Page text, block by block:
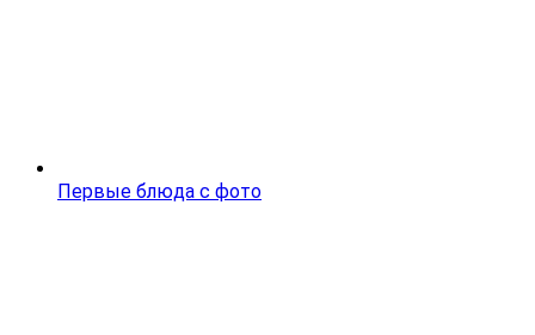
Первые блюда с фото